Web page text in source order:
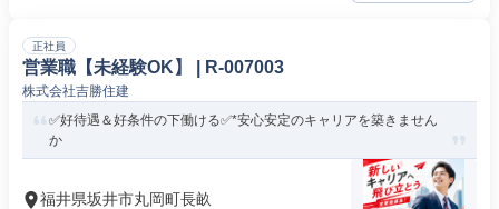
正社員
営業職【未経験OK】 | R-007003
株式会社吉勝住建
✅好待遇＆好条件の下働ける✅*安心安定のキャリアを築きません
か
福井県坂井市丸岡町長畝